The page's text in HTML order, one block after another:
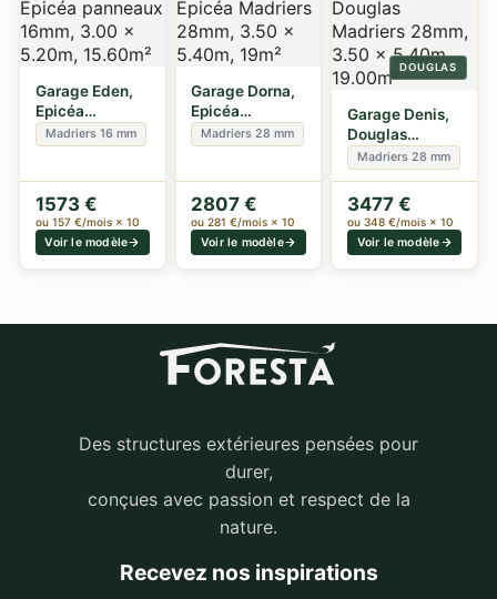
Garage Eden,
Epicéa
panneaux
16mm, 3.00 x
Madriers 16 mm
1573 €
ou 157 €/mois × 10
Voir le modèle
Garage Dorna,
Epicéa
Madriers
28mm, 3.50 x
Madriers 28 mm
2807 €
ou 281 €/mois × 10
Voir le modèle
DOUGLAS
Garage Denis,
Douglas
Madriers
28mm, 3.50 x
5.40m, 1…
Madriers 28 mm
3477 €
ou 348 €/mois × 10
Voir le modèle
Des structures extérieures pensées pour
durer,
conçues avec passion et respect de la
nature.
Recevez nos inspirations